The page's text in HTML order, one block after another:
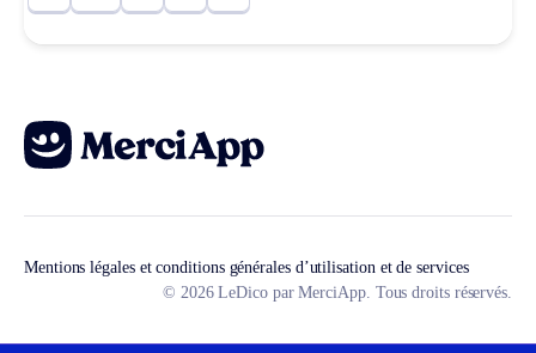
Mentions légales et conditions générales d’utilisation et de services
© 2026 LeDico par MerciApp. Tous droits réservés.